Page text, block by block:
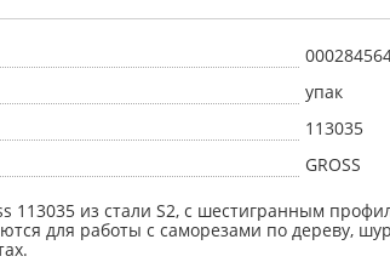
упак
113035
GROSS
113035 из стали S2, с шестигранным
для работы с саморезами по дереву,